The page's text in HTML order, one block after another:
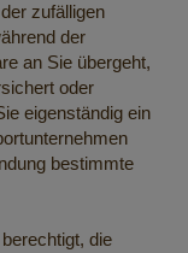
zufälligen
der
an Sie übergeht,
oder
eigenständig ein
bestimmte
die